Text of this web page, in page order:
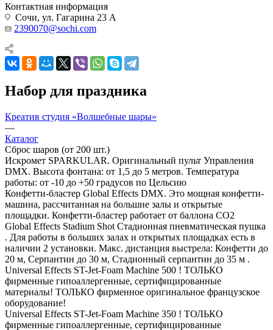
Контактная информация
Сочи, ул. Гагарина 23 А
2390070@sochi.com
Набор для праздника
Креатив студия «Волшебные шары»
—
Каталог
Сброс шаров (от 200 шт.)
Искромет SPARKULAR. Оригинальный пульт Управления
DMX. Высота фонтана: от 1,5 до 5 метров. Температура
работы: от -10 до +50 градусов по Цельсию
Конфетти-бластер Global Effects DMX. Это мощная конфетти-
машина, рассчитанная на большие залы и открытые
площадки. Конфетти-бластер работает от баллона СО2
Global Effects Stadium Shot Стадионная пневматическая пушка
. Для работы в больших залах и открытых площадках есть в
наличии 2 установки. Макс. дистанция выстрела: Конфетти до
20 м, Серпантин до 30 м, Стадионный серпантин до 35 м .
Universal Effects ST-Jet-Foam Machine 500 ! ТОЛЬКО
фирменные гипоаллергенные, сертифицированные
материалы! ТОЛЬКО фирменное оригинальное французское
оборудование!
Universal Effects ST-Jet-Foam Machine 350 ! ТОЛЬКО
фирменные гипоаллергенные, сертифицированные